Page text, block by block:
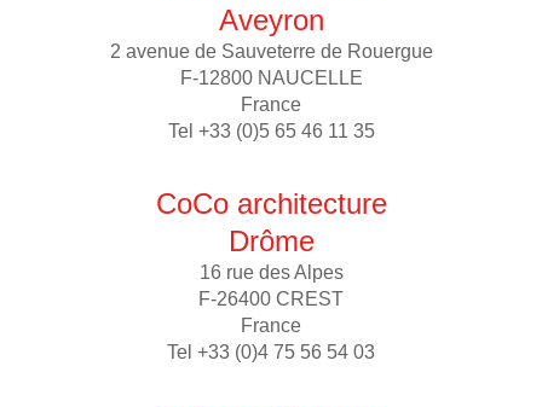
Aveyron
2 avenue de Sauveterre de Rouergue
F-12800 NAUCELLE
France
Tel +33 (0)5 65 46 11 35
CoCo architecture
Drôme
16 rue des Alpes
F-26400 CREST
France
Tel +33 (0)4 75 56 54 03